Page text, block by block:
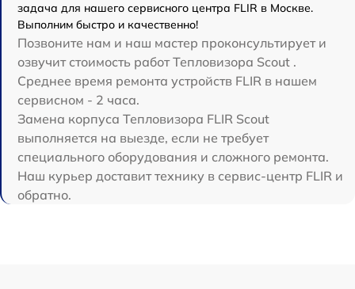
задача для нашего сервисного центра FLIR в Москве.
Выполним быстро и качественно!
Позвоните нам и наш мастер проконсультирует и
озвучит стоимость работ Тепловизора Scout .
Среднее время ремонта устройств FLIR в нашем
сервисном - 2 часа.
Замена корпуса Тепловизора FLIR Scout
выполняется на выезде, если не требует
специального оборудования и сложного ремонта.
Наш курьер доставит технику в сервис-центр FLIR и
обратно.